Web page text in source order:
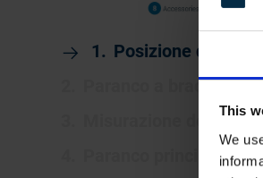
This
We
Posizione del
Paranco a braccio
Misurazione della
Paranco principale